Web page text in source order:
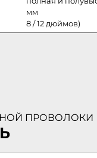
мм
8 / 12 дюймов)
ПРОВОЛОКИ